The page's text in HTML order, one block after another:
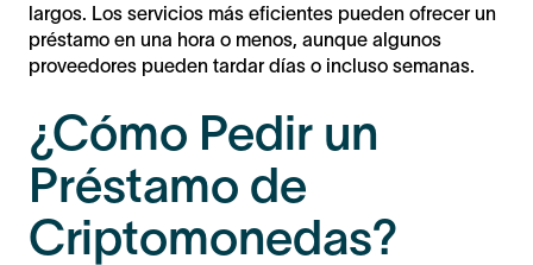
largos. Los servicios más eficientes pueden ofrecer un
préstamo en una hora o menos, aunque algunos
proveedores pueden tardar días o incluso semanas.
¿Cómo Pedir un
Préstamo de
Criptomonedas?